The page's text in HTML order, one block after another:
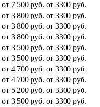
от 7 500 руб. от 3300 руб.
от 3 800 руб. от 3300 руб.
от 3 800 руб. от 3300 руб.
от 3 800 руб. от 3300 руб.
от 3 500 руб. от 3300 руб.
от 3 500 руб. от 3300 руб.
от 4 700 руб. от 3300 руб.
от 4 700 руб. от 3300 руб.
от 5 200 руб. от 3300 руб.
от 3 500 руб. от 3300 руб.